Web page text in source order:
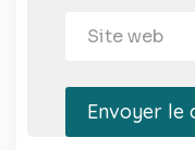
Envoyer le